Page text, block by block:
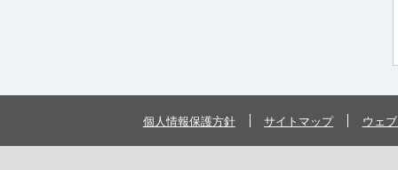
個人情報保護方針 サイトマップ ウェ